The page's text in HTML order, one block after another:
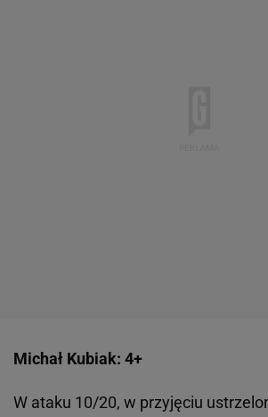
Michał Kubiak: 4+
W ataku 10/20, w przyjęciu